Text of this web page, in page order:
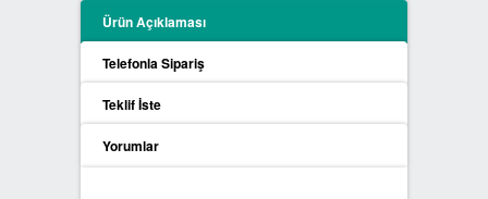
KUTULARI
PROCYCLE SIFIR ATIK
KUTULARI
PİL ATIK KUTULARI
Ürün Açıklaması
Telefonla Sipariş
Teklif İste
Yorumlar